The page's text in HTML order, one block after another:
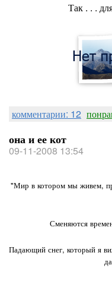
Так . . .
комментарии: 12
она и ее кот
09-11-2008 13:54
"Мир в котором мы живем,
Сменяются
Падающий снег, который я